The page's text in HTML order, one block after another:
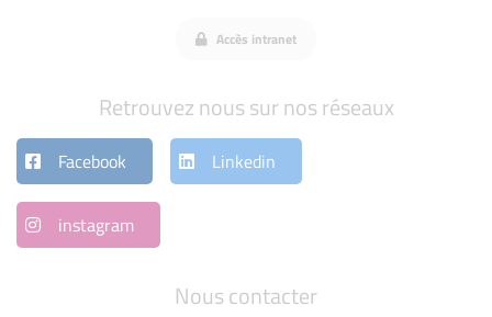
Nous contacter
Accès intranet
Retrouvez nous sur nos réseaux
Facebook Linkedin
instagram